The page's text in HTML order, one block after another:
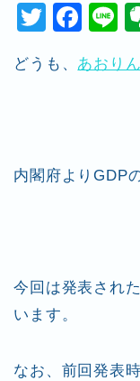
T
tt
F
c
o
o
e
どうも、 あおり
内閣府よりGDP
今回は発表され
います。
なお、前回発表